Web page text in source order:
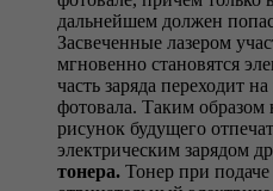
дальнейшем должен
Засвеченные лазером
мгновенно становятся
часть заряда переходит
фотовала. Таким образом
рисунок будущего
электрическим зарядом
тонера. Тонер при